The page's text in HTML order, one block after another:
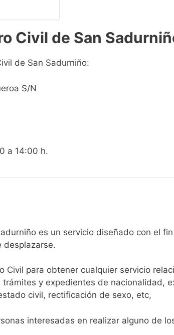
Civil de San
de San Sadurniño:
S/N
a 14:00 h.
es un servicio diseñado con el
desplazarse.​
Civil para obtener cualquier servicio
y expedientes de nacionalidad,
civil, rectificación de sexo, etc,
interesadas en realizar alguno de